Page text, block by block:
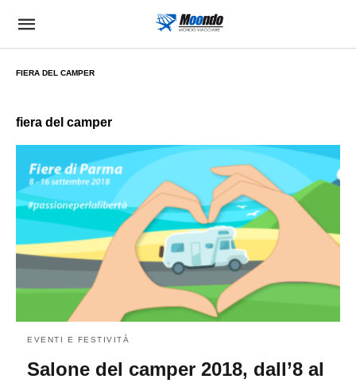
FIERA DEL CAMPER
fiera del camper
EVENTI E FESTIVITÀ
Salone del camper 2018, dall’8 al